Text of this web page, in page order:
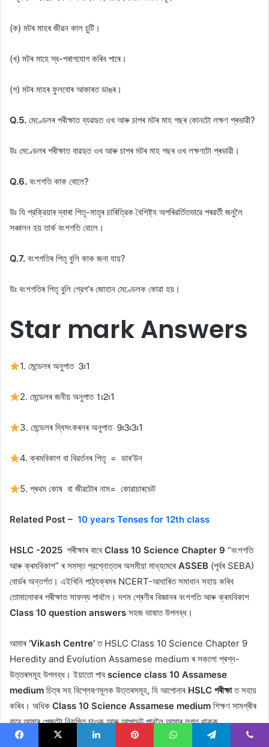
(ক) মটৰ মাহৰ জীৱন কাল চুটি।
(খ) মটৰ মাহে স্ব-পৰাগযােগ কৰিব পাৰে।
(গ) মটৰ মাহৰ ফুলবােৰ আকাৰত ডাঙৰ।
Q.5. মেণ্ডেলৰ পৰীক্ষাত ব্যৱহৃত ওখ আৰু চাপৰ মটৰ মাহ গছৰ কোনটো লক্ষণ প্ৰভাৱী?
উঃ মেণ্ডেলৰ পৰীক্ষাত বাৱহৃত ওখ আৰু চাপৰ মটৰ মাহ গছৰ ওখ লক্ষণটো প্ৰভাৱী।
Q.6. বংশগতি কাক বােলে?
উঃ যি প্রক্রিয়াৰ দ্বাৰা পিতৃ-মাতৃৰ চাৰিত্রিক বৈশিষ্ট্য অপৰিৱর্তিতভাৱে পৰৱৰ্তী জনুলৈ
সঞ্চালন হয় তার্ক বংশগতি বােলে।
Q.7. বংশগতিৰ পিতৃ বুলি কাক জনা যায়?
উঃ বংশগতিৰ পিতৃ বুলি গ্রেগ’ৰ জোহান মেণ্ডেলক কোৱা হয়।
Star mark Answers
1. মেন্ডেলৰ অনুপাত 3ঃ1
2. মেন্ডেলৰ জনীয় অনুপাত 1ঃ2ঃ1
3. মেন্ডেলৰ দ্বিসংকৰনৰ অনুপাত 9ঃ3ঃ3ঃ1
4. ক্ৰমবিকাশ বা বিৱৰ্তনৰ পিতৃ = ডাৰ’উন
5. প্ৰথম কোষ বা জীৱটোৰ নাম= কোৱাচাৰভেট
Related Post – 10 years Tenses for 12th class
HSLC -2025 পৰীক্ষাৰ বাবে Class 10 Science Chapter 9 “বংশগতি
আৰু ক্ৰমবিকাশ” ৰ সমস্ত প্রশ্নোত্তৰ অসমীয়া মাধ্যমেৰে ASSEB (পূৰ্বৰ SEBA)
বোর্ডৰ অন্তৰ্গত। এইখিনি পাঠ্যক্ৰমৰ NCERT-আধাৰিত সমাধান সহায় কৰিব
তোমালোকৰ পৰীক্ষাত সাফল্য পাবলৈ। দশম শ্ৰেণীৰ বিজ্ঞানৰ বংশগতি আৰু ক্ৰমবিকাশ
Class 10 question answers সহজ ভাষাত উপলব্ধ।
আমাৰ ‘Vikash Centre’ত HSLC Class 10 Science Chapter 9
Heredity and Evolution Assamese medium ৰ সকলো প্ৰশ্ন-
উত্তৰসমূহ উপলব্ধ। ইয়াতো পাব science class 10 Assamese
medium চিত্ৰ সহ বিশ্লেষণমূলক উত্তৰসমূহ, যি আপোনাৰ HSLC পৰীক্ষাত সহায়
কৰিব। অধিক Class 10 Science Assamese medium শিক্ষণ সামগ্ৰীৰ
বাবে আমাৰ পেজটো নিয়মিত চাওক আৰু আপডেট পাবলৈ আমাৰ লগত থাকক